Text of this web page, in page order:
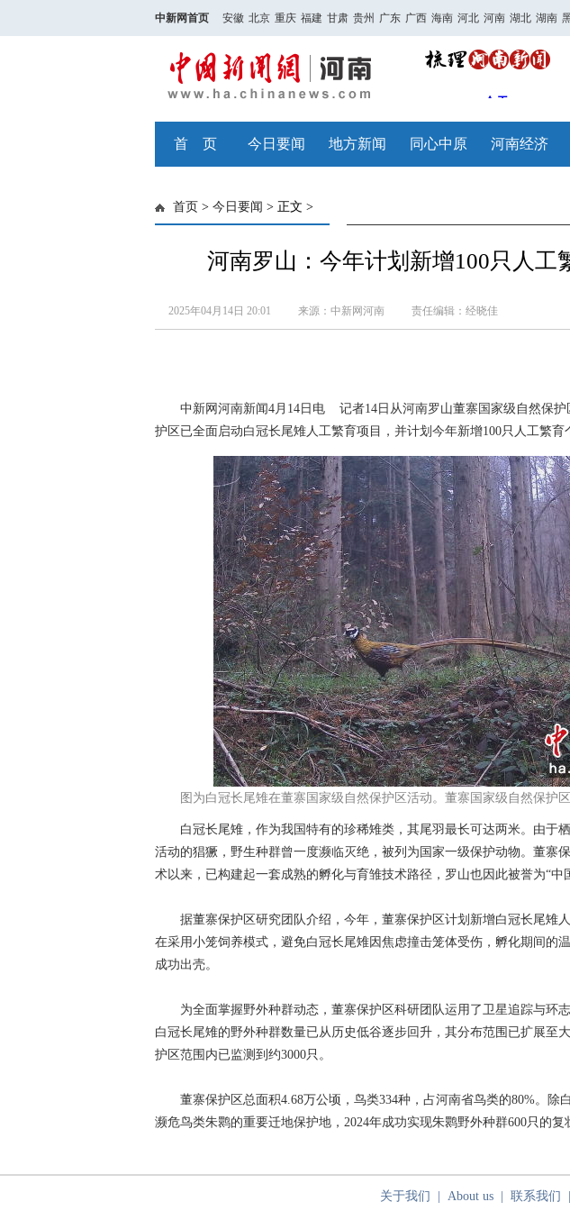
中新网首页 安徽 北京 重庆 福建 甘肃 贵州 广东 广西 海南 河北 河南 湖北 湖南
首 页 今日要闻 地方新闻 同心中原 河南经济
首页 > 今日要闻 > 正文 >
河南罗山：今年计划新增100只人工
2025年04月14日 20:01 来源：中新网河南 责任编辑：经晓佳
中新网河南新闻4月14日电 记者14日从河南罗山董寨国家级自然保护
护区已全面启动白冠长尾雉人工繁育项目，并计划今年新增100只人工繁育
图为白冠长尾雉在董寨国家级自然保护区活动。董寨国家级自然保护
白冠长尾雉，作为我国特有的珍稀雉类，其尾羽最长可达两米。由于
活动的猖獗，野生种群曾一度濒临灭绝，被列为国家一级保护动物。董寨
术以来，已构建起一套成熟的孵化与育雏技术路径，罗山也因此被誉为“中
据董寨保护区研究团队介绍，今年，董寨保护区计划新增白冠长尾雉人
在采用小笼饲养模式，避免白冠长尾雉因焦虑撞击笼体受伤，孵化期间的
成功出壳。
为全面掌握野外种群动态，董寨保护区科研团队运用了卫星追踪与环志
白冠长尾雉的野外种群数量已从历史低谷逐步回升，其分布范围已扩展至
护区范围内已监测到约3000只。
董寨保护区总面积4.68万公顷，鸟类334种，占河南省鸟类的80%。除
濒危鸟类朱鹮的重要迁地保护地，2024年成功实现朱鹮野外种群600只的
关于我们 About us| 联系我们